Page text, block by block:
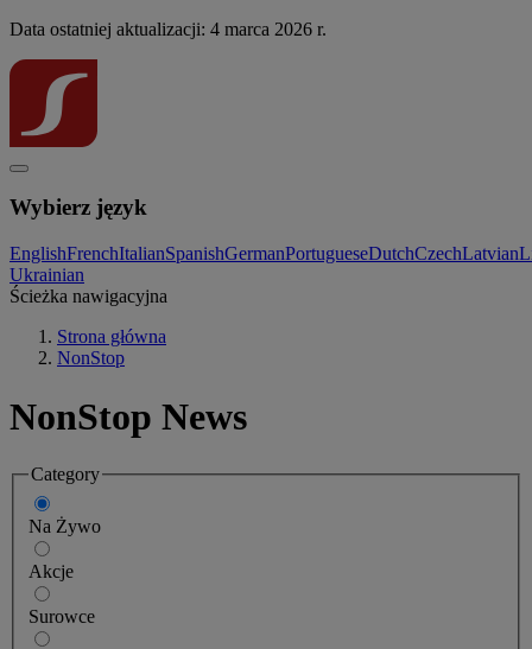
Data ostatniej aktualizacji: 4 marca 2026 r.
Wybierz język
EnglishFrenchItalianSpanishGermanPortugueseDutchCzechLatvian
Ukrainian
Ścieżka nawigacyjna
Strona główna
NonStop
NonStop News
Category
Na Żywo
Akcje
Surowce